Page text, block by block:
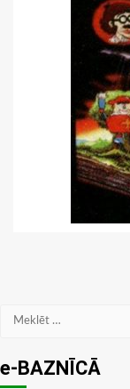
Meklēt:
e-BAZNĪCĀ